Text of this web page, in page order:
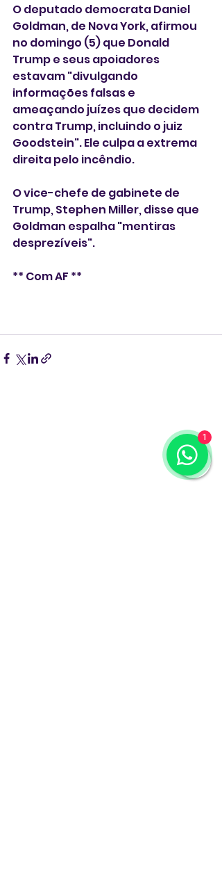
O deputado democrata Daniel
Goldman, de Nova York, afirmou
no domingo (5) que Donald
Trump e seus apoiadores
estavam "divulgando
informações falsas e
ameaçando juízes que decidem
contra Trump, incluindo o juiz
Goodstein". Ele culpa a extrema
direita pelo incêndio.
O vice-chefe de gabinete de
Trump, Stephen Miller, disse que
Goldman espalha "mentiras
desprezíveis".
** Com AF **
1